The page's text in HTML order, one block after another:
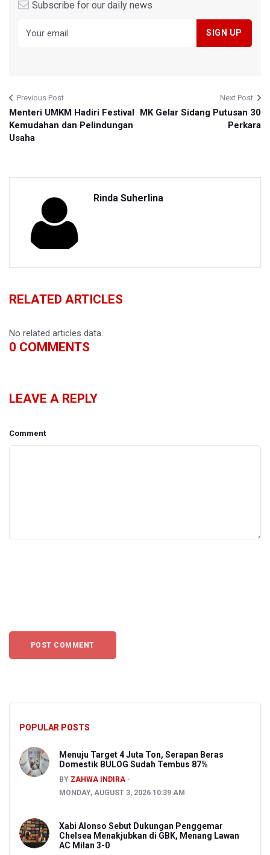
Subscribe for our daily news
Previous Post
Menteri UMKM Hadiri Festival
Kemudahan dan Pelindungan
Usaha
Next Post
MK Gelar Sidang Putusan 30
Perkara
Rinda Suherlina
RELATED ARTICLES
No related articles data.
0 COMMENTS
LEAVE A REPLY
Comment
POPULAR POSTS
Menuju Target 4 Juta Ton, Serapan Beras
Domestik BULOG Sudah Tembus 87%
BY ZAHWA INDIRA
MONDAY, AUGUST 3, 2026 10:39 AM
Xabi Alonso Sebut Dukungan Penggemar
Chelsea Menakjubkan di GBK, Menang Lawan
AC Milan 3-0